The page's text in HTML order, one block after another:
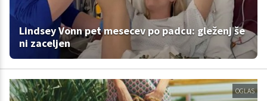
Lindsey Vonn pet mesecev po padcu: gleženj še
ni zaceljen
OGLAS